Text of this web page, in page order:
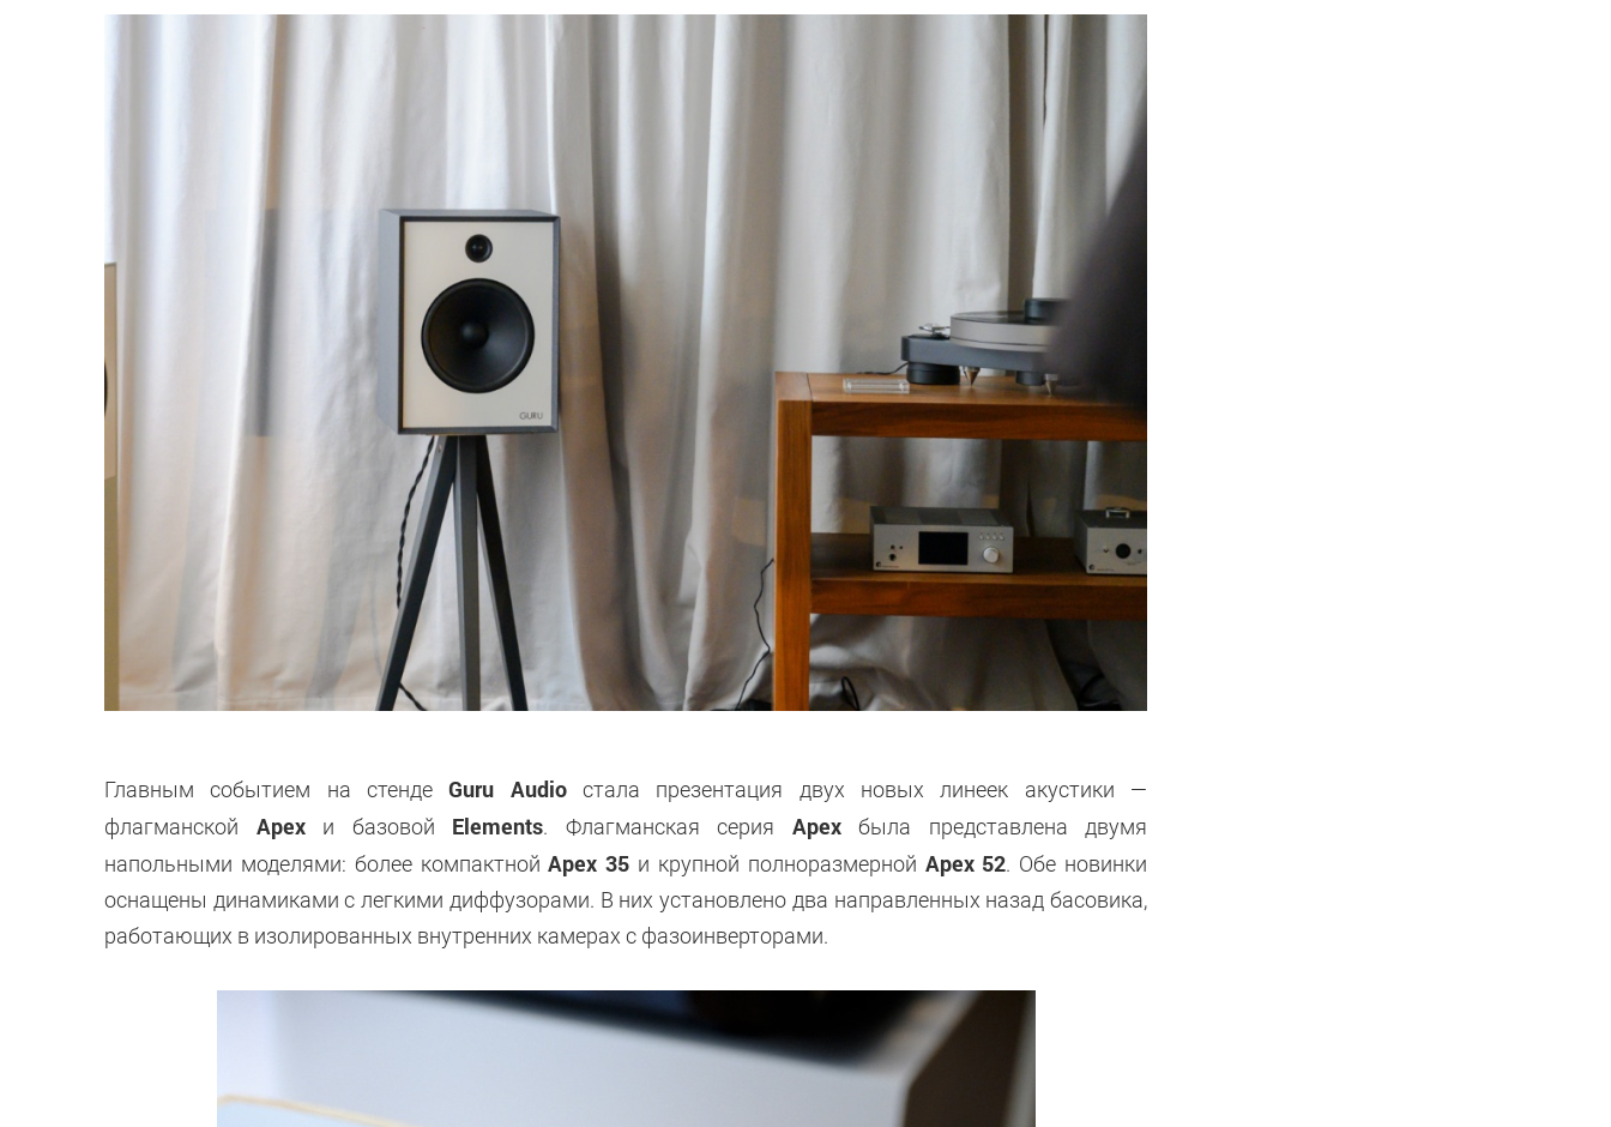
Главным событием на стендеGuru Audioстала презентация двух новых линеек акустики —
флагманской Apexи базовой Elements. Флагманская серия Apexбыла представлена двумя
напольными моделями: более компактнойApex 35 и крупной полноразмерной Apex 52. Обе новинки
оснащены динамиками с легкими диффузорами. В них установлено два направленных назад басовика,
работающих в изолированных внутренних камерах с фазоинверторами.